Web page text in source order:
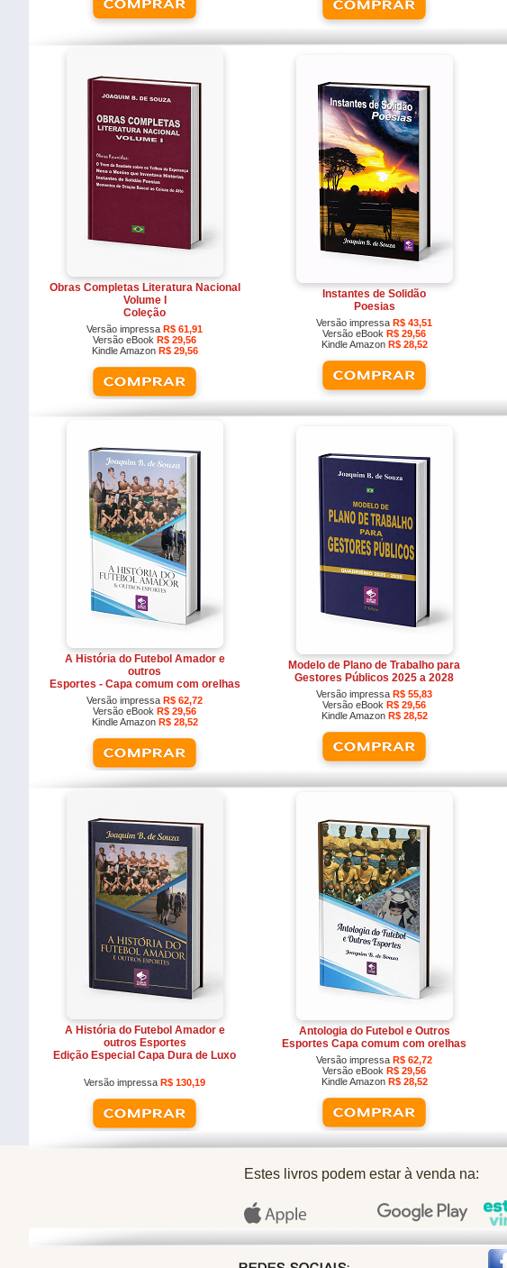
Obras Completas Literatura Nacional
Volume I
Coleção
Versão impressa R$ 61,91
Versão eBook R$ 29,56
Kindle Amazon R$ 29,56
Instantes de Solidão
Poesias
Versão impressa R$ 43,51
Versão eBook R$ 29,56
Kindle Amazon R$ 28,52
A História do Futebol Amador e
outros
Esportes - Capa comum com orelhas
Versão impressa R$ 62,72
Versão eBook R$ 29,56
Kindle Amazon R$ 28,52
Modelo de Plano de Trabalho para
Gestores Públicos 2025 a 2028
Versão impressa R$ 55,83
Versão eBook R$ 29,56
Kindle Amazon R$ 28,52
A História do Futebol Amador e
outros Esportes
Edição Especial Capa Dura de Luxo
Versão impressa R$ 130,19
Antologia do Futebol e Outros
Esportes Capa comum com orelhas
Versão impressa R$ 62,72
Versão eBook R$ 29,56
Kindle Amazon R$ 28,52
Estes livros podem estar à venda na: